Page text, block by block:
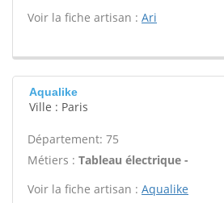
Voir la fiche artisan : Ari
Aqualike
Ville : Paris
Département: 75
Métiers : Tableau électrique -
Voir la fiche artisan : Aqualike